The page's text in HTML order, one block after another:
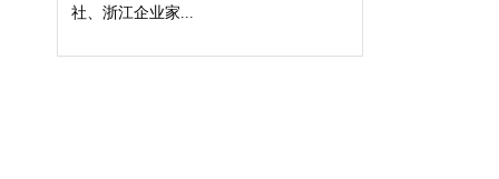
社、浙江企业家...